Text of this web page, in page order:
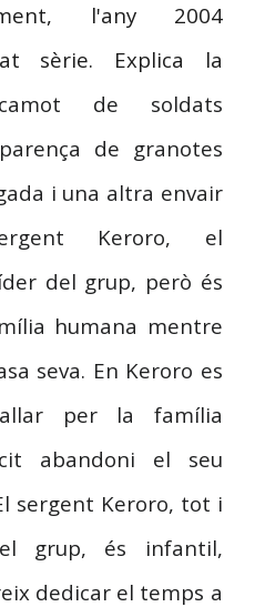
l'any 2004
sèrie. Explica la
de soldats
de granotes
i una altra envair
Keroro, el
del grup, però és
humana mentre
seva. En Keroro es
per la família
abandoni el seu
sergent Keroro, tot i
grup, és infantil,
dedicar el temps a